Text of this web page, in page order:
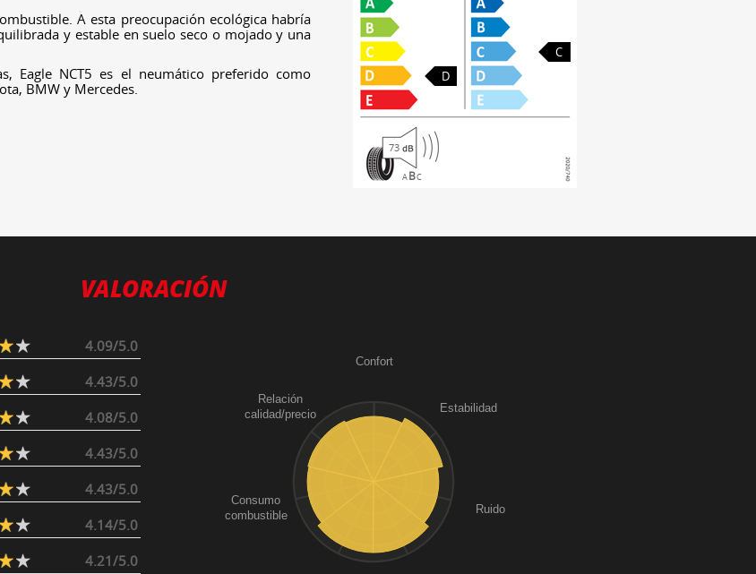
A esta preocupación ecológica habría
y estable en suelo seco o mojado y una
Eagle NCT5 es el neumático preferido como
BMW y Mercedes.
D
C
73
ABC
VALORACIÓN
4.09/5.0
4.43/5.0
4.08/5.0
4.43/5.0
4.43/5.0
4.14/5.0
4.21/5.0
Confort
Estabilidad
Ruido
Consumo
combustible
Relación
calidad/precio